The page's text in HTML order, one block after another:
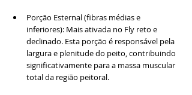
Porção Esternal (fibras médias e
inferiores): Mais ativada no Fly reto e
declinado. Esta porção é responsável pela
largura e plenitude do peito, contribuindo
significativamente para a massa muscular
total da região peitoral.